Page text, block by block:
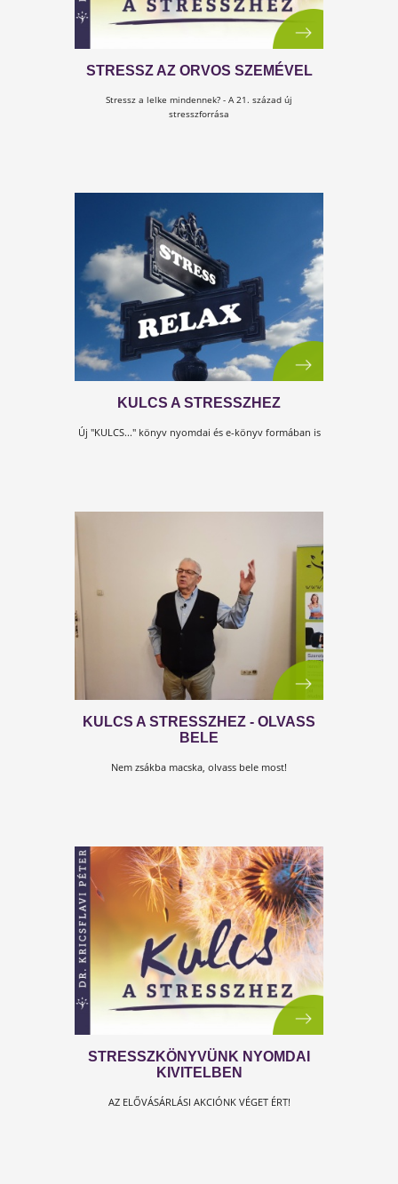
5000. PÉLDÁNY AZ ÉLET ÍRTA
SZAKÁCSKÖNYVBŐL
5.000 ember nem tévedhet...
STRESSZ AZ ORVOS SZEMÉVEL
Új "KULCS..." könyv nyomdai és e-könyv formában